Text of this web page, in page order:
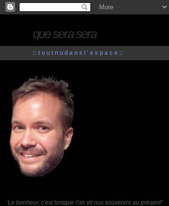
que sera sera
:: t o u t n u d a n s l ' e s p a c e ::
"Le bonheur, c'est lorsque l'on vit nos souvenirs au présent"